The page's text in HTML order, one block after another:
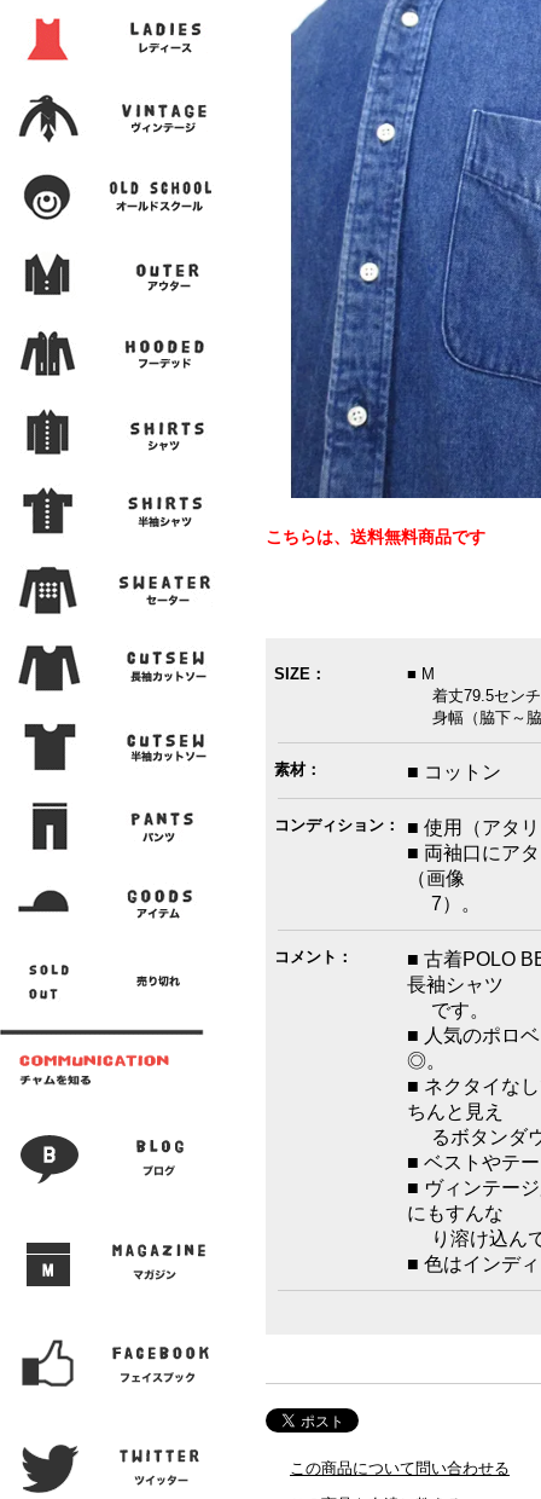
こちらは、送料無料商品です
SIZE：
■ M
着丈79.5センチ
身幅（脇下～脇
素材： ■ コットン
コンディション：
■ 使用（アタ
■ 両袖口にア
（画像
7）。
コメント：
■ 古着POLO
長袖シャツ
です。
■ 人気のポロ
◎。
■ ネクタイな
ちんと見え
るボタンダ
■ ベストやテ
■ ヴィンテー
にもすんな
り溶け込ん
■ 色はインデ
この商品について問い合わせる